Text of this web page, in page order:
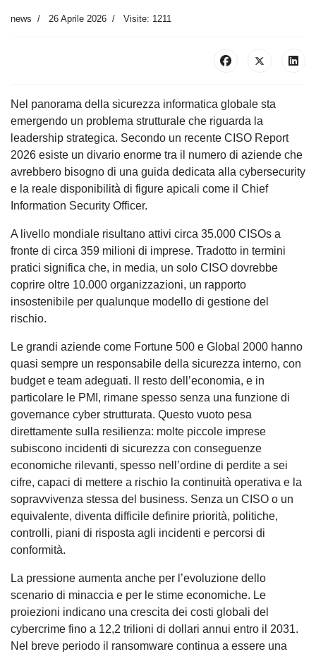
news 26 Aprile 2026 Visite: 1211
Nel panorama della sicurezza informatica globale sta
emergendo un problema strutturale che riguarda la
leadership strategica. Secondo un recente CISO Report
2026 esiste un divario enorme tra il numero di aziende che
avrebbero bisogno di una guida dedicata alla cybersecurity
e la reale disponibilità di figure apicali come il Chief
Information Security Officer.
A livello mondiale risultano attivi circa 35.000 CISOs a
fronte di circa 359 milioni di imprese. Tradotto in termini
pratici significa che, in media, un solo CISO dovrebbe
coprire oltre 10.000 organizzazioni, un rapporto
insostenibile per qualunque modello di gestione del
rischio.
Le grandi aziende come Fortune 500 e Global 2000 hanno
quasi sempre un responsabile della sicurezza interno, con
budget e team adeguati. Il resto dell’economia, e in
particolare le PMI, rimane spesso senza una funzione di
governance cyber strutturata. Questo vuoto pesa
direttamente sulla resilienza: molte piccole imprese
subiscono incidenti di sicurezza con conseguenze
economiche rilevanti, spesso nell’ordine di perdite a sei
cifre, capaci di mettere a rischio la continuità operativa e la
sopravvivenza stessa del business. Senza un CISO o un
equivalente, diventa difficile definire priorità, politiche,
controlli, piani di risposta agli incidenti e percorsi di
conformità.
La pressione aumenta anche per l’evoluzione dello
scenario di minaccia e per le stime economiche. Le
proiezioni indicano una crescita dei costi globali del
cybercrime fino a 12,2 trilioni di dollari annui entro il 2031.
Nel breve periodo il ransomware continua a essere una